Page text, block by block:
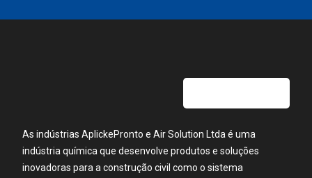
As indústrias AplickePronto e Air Solution Ltda é uma
indústria química que desenvolve produtos e soluções
inovadoras para a construção civil como o sistema